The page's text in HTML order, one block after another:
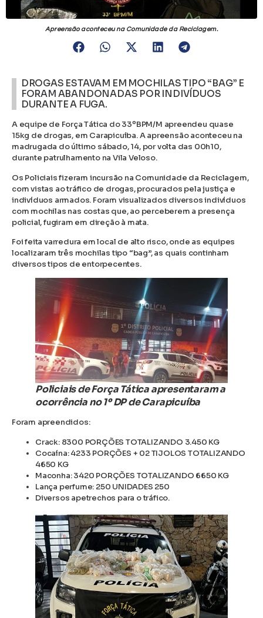
Apreensão aconteceu na Comunidade da Reciclagem.
DROGAS ESTAVAM EM MOCHILAS TIPO “BAG” E
FORAM ABANDONADAS POR INDIVÍDUOS
DURANTE A FUGA.
A equipe de Força Tática do 33ºBPM/M apreendeu quase
15kg de drogas, em Carapicuíba. A apreensão aconteceu na
madrugada do último sábado, 14, por volta das 00h10,
durante patrulhamento na Vila Veloso.
Os Policiais fizeram incursão na Comunidade da Reciclagem,
com vistas ao tráfico de drogas, procurados pela justiça e
indivíduos armados. Foram visualizados diversos indivíduos
com mochilas nas costas que, ao perceberem a presença
policial, fugiram em direção à mata.
Foi feita varredura em local de alto risco, onde as equipes
localizaram três mochilas tipo “bag”, as quais continham
diversos tipos de entorpecentes.
Policiais de Força Tática apresentaram a
ocorrência no 1º DP de Carapicuíba
Foram apreendidos:
Crack: 8300 PORÇÕES TOTALIZANDO 3.450 KG
Cocaína: 4233 PORÇÕES + 02 TIJOLOS TOTALIZANDO
4650 KG
Maconha: 3420 PORÇÕES TOTALIZANDO 6650 KG
Lança perfume: 250 UNIDADES 250
Diversos apetrechos para o tráfico.